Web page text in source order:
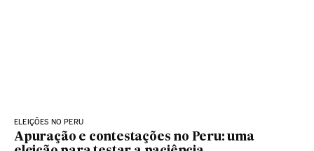
ELEIÇÕES NO PERU
Apuração e contestações no Peru: uma